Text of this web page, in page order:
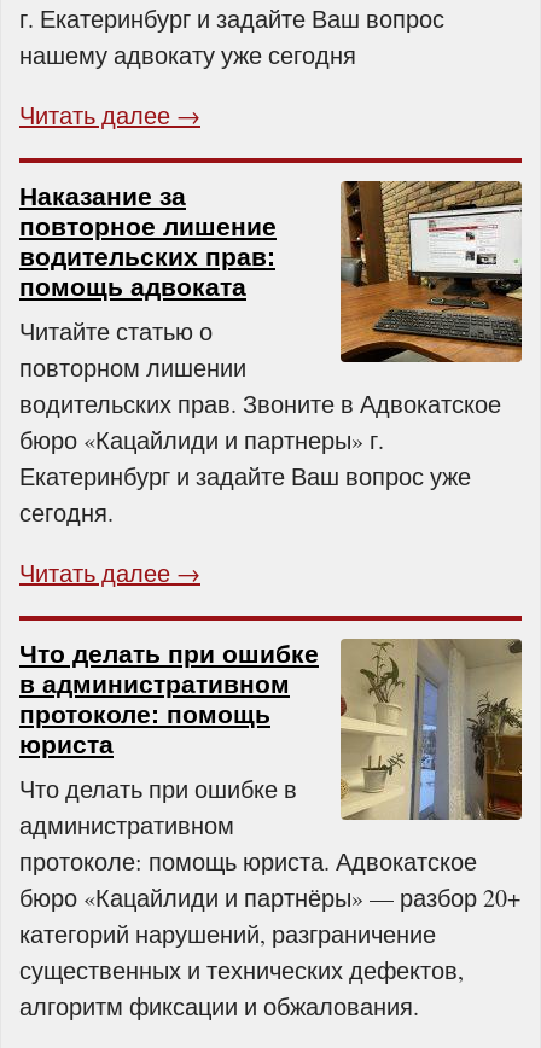
г. Екатеринбург и задайте Ваш вопрос
нашему адвокату уже сегодня
Читать далее →
Наказание за
повторное лишение
водительских прав:
помощь адвоката
Читайте статью о
повторном лишении
водительских прав. Звоните в Адвокатское
бюро «Кацайлиди и партнеры» г.
Екатеринбург и задайте Ваш вопрос уже
сегодня.
Читать далее →
Что делать при ошибке
в административном
протоколе: помощь
юриста
Что делать при ошибке в
административном
протоколе: помощь юриста. Адвокатское
бюро «Кацайлиди и партнёры» — разбор 20+
категорий нарушений, разграничение
существенных и технических дефектов,
алгоритм фиксации и обжалования.